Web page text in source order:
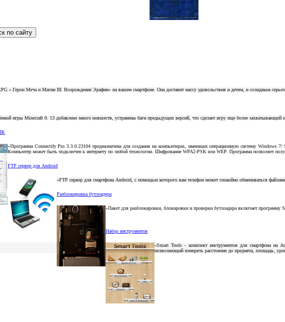
« Герои Меча и Магии III: Возрождение Эрафии» на вашем смартфоне. Она доставит массу удовольствия и детям, и солидным
игры Minecraft 0. 13 добавлено много новшеств, устранены баги предыдущих версий, что сделает игру еще более захватывающей
«Программа Connectify Pro 3.3.0.23104 предназначена для создания на компьютерах, имеющих операционную систему Windows
Компьютер может быть подключен к интернету по любой технологии. Шифрование WPA2-PSK или WEP. Программа позволяет
FTP сервер для Android
«FTP сервер для смартфона Android, с помощью которого вам телефон может спокойно обмениваться
Разблокировка бутлоадера
«Пакет для разблокировки, блокировки и проверки бутлоадера включает
Набор инструментов
«Smart Tools - комплект инструментов для смартфона на
позволяющий измерять расстояние до предмета, площадь,